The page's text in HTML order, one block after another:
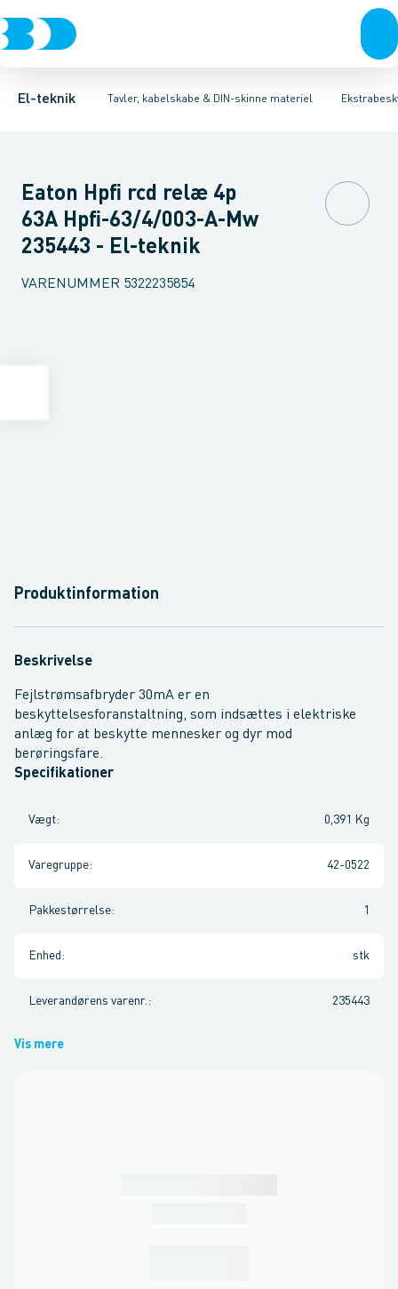
El-teknik Tavler, kabelskabe & DIN-skinne materiel
Afbrydere, stikkontakter & lampeudtagForgreningsmateriel
Tavler, kapsling og rackskabe Fordelings-/byggepladstavler
KombiafbryderFejlstrømsmodulNeozed D0 sikringselement
Eaton Hpfi rcd relæ 4p
63A Hpfi-63/4/003-A-Mw
235443 - El-teknik
VARENUMMER 5322235854
Produktinformation
Beskrivelse
Fejlstrømsafbryder 30mA er en
beskyttelsesforanstaltning, som indsættes i elektriske
anlæg for at beskytte mennesker og dyr mod
berøringsfare.
Specifikationer
Vægt: 0,391 Kg
Varegruppe: 42-0522
Pakkestørrelse: 1
Enhed : stk
Leverandørens varenr. : 235443
Vis mere